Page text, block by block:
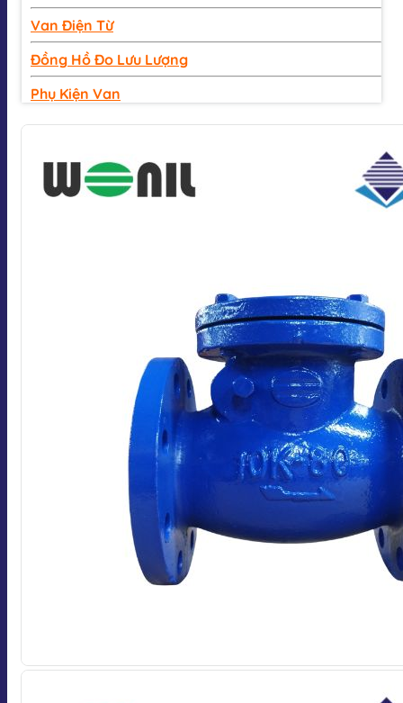
Van Điện Từ
Đồng Hồ Đo Lưu Lượng
Phụ Kiện Van